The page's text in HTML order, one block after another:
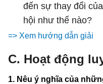
đến sự thay đổi
hội như thế nào?
=> Xem hướng dẫn giải
C. Hoạt động
1. Nêu ý nghĩa của